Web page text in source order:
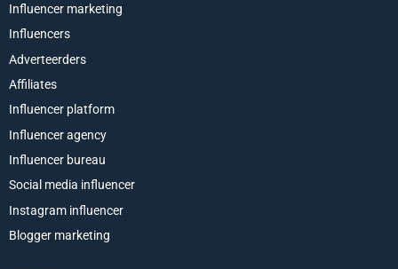
Influencer marketing
Influencers
Adverteerders
Affiliates
Influencer platform
Influencer agency
Influencer bureau
Social media influencer
Instagram influencer
Blogger marketing